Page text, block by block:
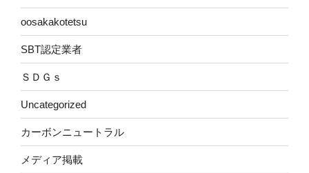
oosakakotetsu
SBT認定業者
ＳＤＧｓ
Uncategorized
カーボンニュートラル
メディア掲載